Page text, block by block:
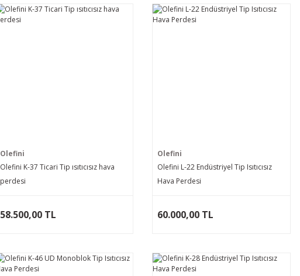
Olefini
Olefini K-37 Ticari Tip ısıtıcısız hava
perdesi
58.500,00 TL
Olefini
Olefini L-22 Endüstriyel Tip Isıtıcısız
Hava Perdesi
60.000,00 TL